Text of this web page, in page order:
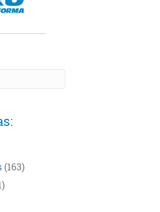
(163)